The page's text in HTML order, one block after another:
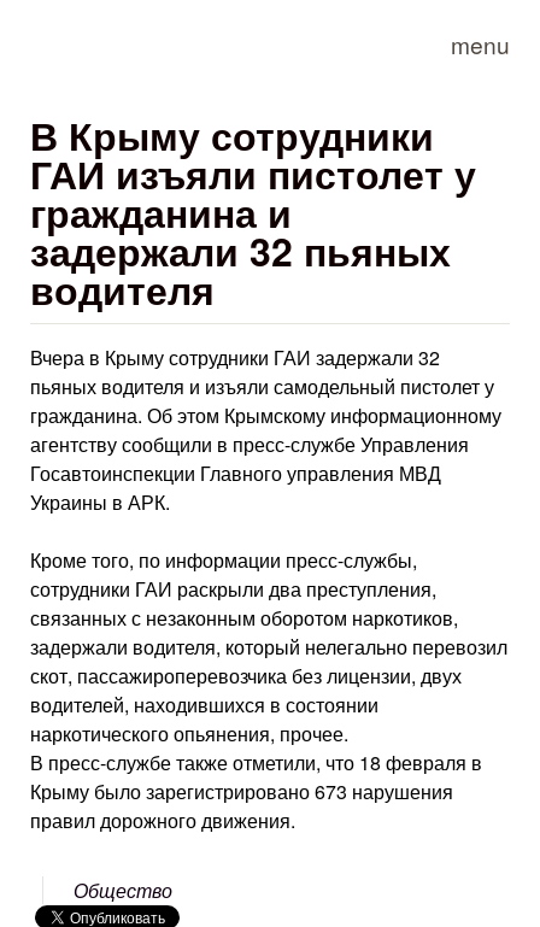
menu
В Крыму сотрудники
ГАИ изъяли пистолет у
гражданина и
задержали 32 пьяных
водителя
Вчера в Крыму сотрудники ГАИ задержали 32
пьяных водителя и изъяли самодельный пистолет у
гражданина. Об этом Крымскому информационному
агентству сообщили в пресс-службе Управления
Госавтоинспекции Главного управления МВД
Украины в АРК.
Кроме того, по информации пресс-службы,
сотрудники ГАИ раскрыли два преступления,
связанных с незаконным оборотом наркотиков,
задержали водителя, который нелегально перевозил
скот, пассажироперевозчика без лицензии, двух
водителей, находившихся в состоянии
наркотического опьянения, прочее.
В пресс-службе также отметили, что 18 февраля в
Крыму было зарегистрировано 673 нарушения
правил дорожного движения.
Общество